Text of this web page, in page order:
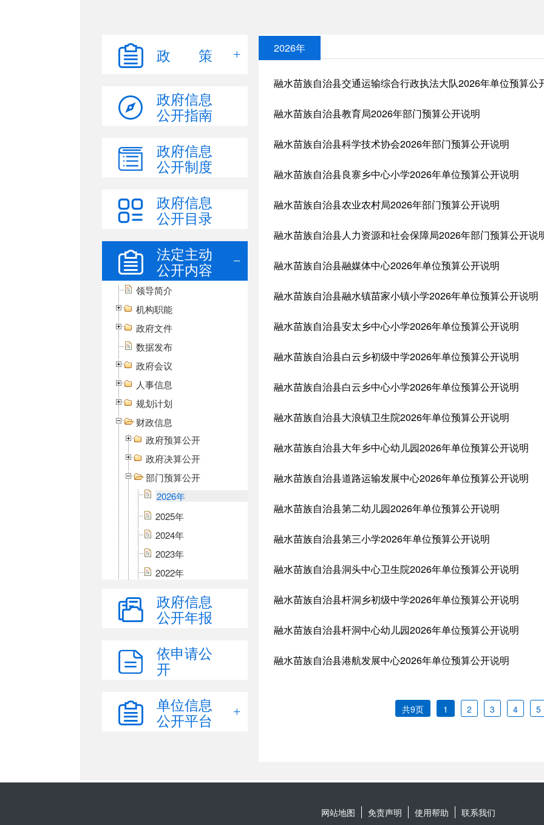
政 策
政府信息
公开指南
政府信息
公开制度
政府信息
公开目录
法定主动
公开内容
领导简介
机构职能
政府文件
数据发布
政府会议
人事信息
规划计划
财政信息
政府预算公开
政府决算公开
部门预算公开
2026年
2025年
2024年
2023年
2022年
2020年
部门决算公开
三公经费
政府债务
重大建设项目批准和实施领
政府信息
公开年报
依申请公
开
单位信息
公开平台
网站地图 免责声明 使用帮助
联系我们